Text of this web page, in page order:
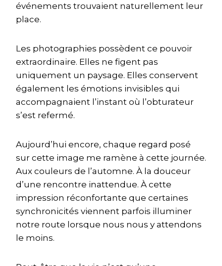
événements trouvaient naturellement leur
place.
Les photographies possèdent ce pouvoir
extraordinaire. Elles ne figent pas
uniquement un paysage. Elles conservent
également les émotions invisibles qui
accompagnaient l’instant où l’obturateur
s’est refermé.
Aujourd’hui encore, chaque regard posé
sur cette image me ramène à cette journée.
Aux couleurs de l’automne. À la douceur
d’une rencontre inattendue. À cette
impression réconfortante que certaines
synchronicités viennent parfois illuminer
notre route lorsque nous nous y attendons
le moins.